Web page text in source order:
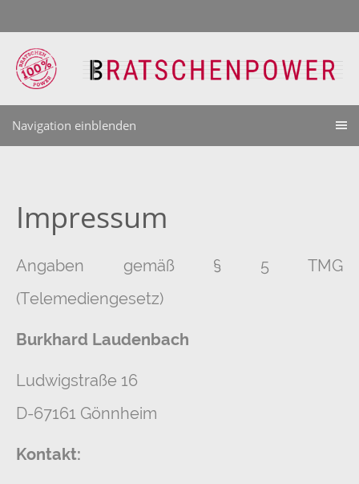
Navigation einblenden
Impressum
Angaben gemäß § 5 TMG
(Telemediengesetz)
Burkhard Laudenbach
Ludwigstraße 16
D-67161 Gönnheim
Kontakt: